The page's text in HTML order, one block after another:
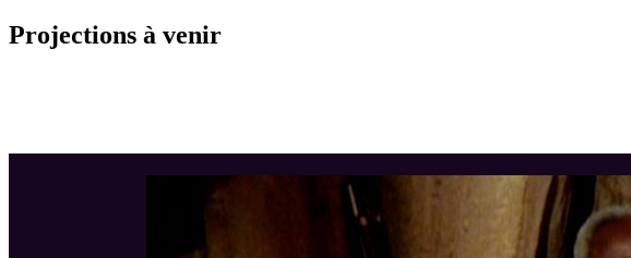
Projections à venir